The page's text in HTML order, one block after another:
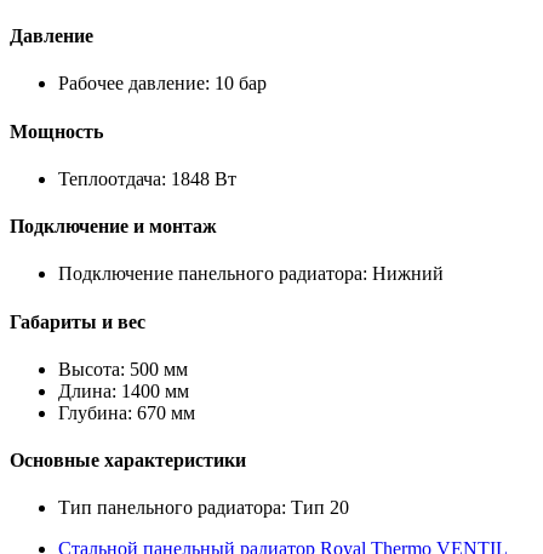
Давление
Рабочее давление: 10 бар
Мощность
Теплоотдача: 1848 Вт
Подключение и монтаж
Подключение панельного радиатора: Нижний
Габариты и вес
Высота: 500 мм
Длина: 1400 мм
Глубина: 670 мм
Основные характеристики
Тип панельного радиатора: Тип 20
Стальной панельный радиатор Royal Thermo VENTIL